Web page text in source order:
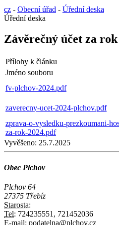
cz - Obecní úřad - Úřední deska
Úřední deska
Závěrečný účet za rok
Přílohy k článku
Jméno souboru
fv-plchov-2024.pdf
zaverecny-ucet-2024-plchov.pdf
zprava-o-vysledku-prezkoumani-
za-rok-2024.pdf
Vyvěšeno: 25.7.2025
Obec Plchov
Plchov 64
27375 Třebíz
Starosta:
Tel: 724235551, 721452036
E-mail: podatelna@plchov.cz